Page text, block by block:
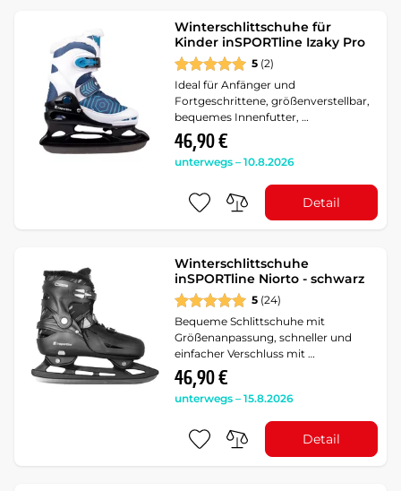
Winterschlittschuhe für
Kinder inSPORTline Izaky Pro
5 (2)
Ideal für Anfänger und
Fortgeschrittene, größenverstellbar,
bequemes Innenfutter, …
46,90 €
unterwegs – 10.8.2026
Detail
Winterschlittschuhe
inSPORTline Niorto - schwarz
5 (24)
Bequeme Schlittschuhe mit
Größenanpassung, schneller und
einfacher Verschluss mit …
46,90 €
unterwegs – 15.8.2026
Detail